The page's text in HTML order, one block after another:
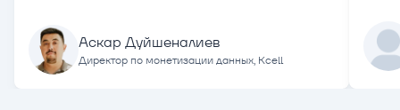
Аскар Дуйшеналиев
Директор по монетизации данных, Kcell